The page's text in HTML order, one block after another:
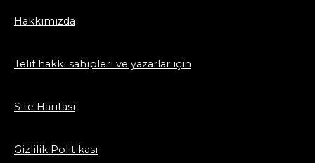
Hakkımızda
Telif hakkı sahipleri ve yazarlar için
Site Haritası
Gizlilik Politikası